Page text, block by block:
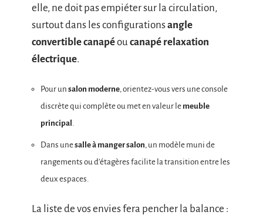
elle, ne doit pas empiéter sur la circulation,
surtout dans les configurationsangle
convertible canapéou canapé relaxation
électrique.
Pour un salon moderne, orientez-vous vers une console
discrète qui complète ou met en valeur le meuble
principal .
Dans unesalle à manger salon, un modèle muni de
rangements ou d’étagères facilite la transition entre les
deux espaces.
La liste de vos envies fera pencher la balance :